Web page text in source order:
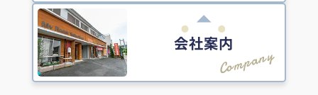
会社案内
Company